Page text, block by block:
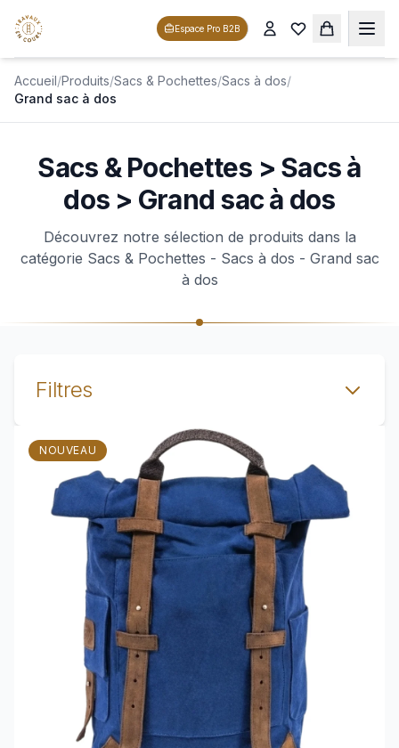
Espace Pro B2B
Accueil/Produits/Sacs & Pochettes/Sacs à dos/
Grand sac à dos
Sacs & Pochettes > Sacs à
dos > Grand sac à dos
Découvrez notre sélection de produits dans la
catégorie Sacs & Pochettes - Sacs à dos - Grand sac
à dos
Filtres
Voir le produit GRAND SAC A DOS
NOUVEAU